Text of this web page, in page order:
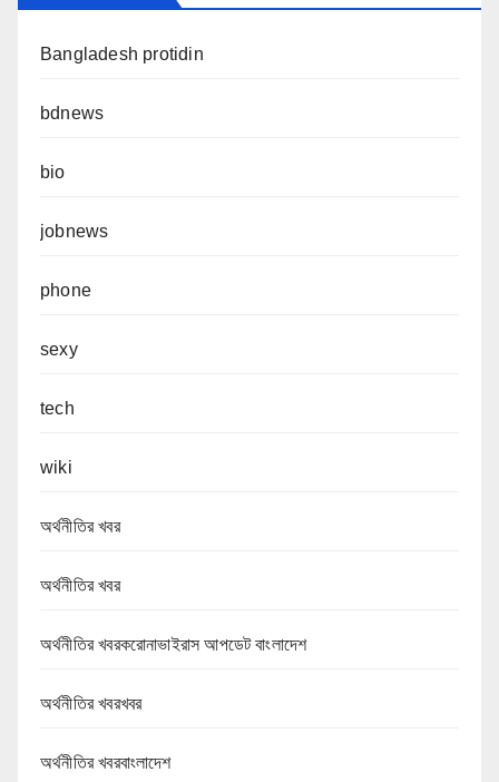
Bangladesh protidin
bdnews
bio
jobnews
phone
sexy
tech
wiki
অর্থনীতির খবর
অর্থনীতির খবর
অর্থনীতির খবরকরোনাভাইরাস আপডেট বাংলাদেশ
অর্থনীতির খবরখবর
অর্থনীতির খবরবাংলাদেশ